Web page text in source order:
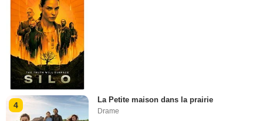
4
La Petite maison dans la prairie
Drame